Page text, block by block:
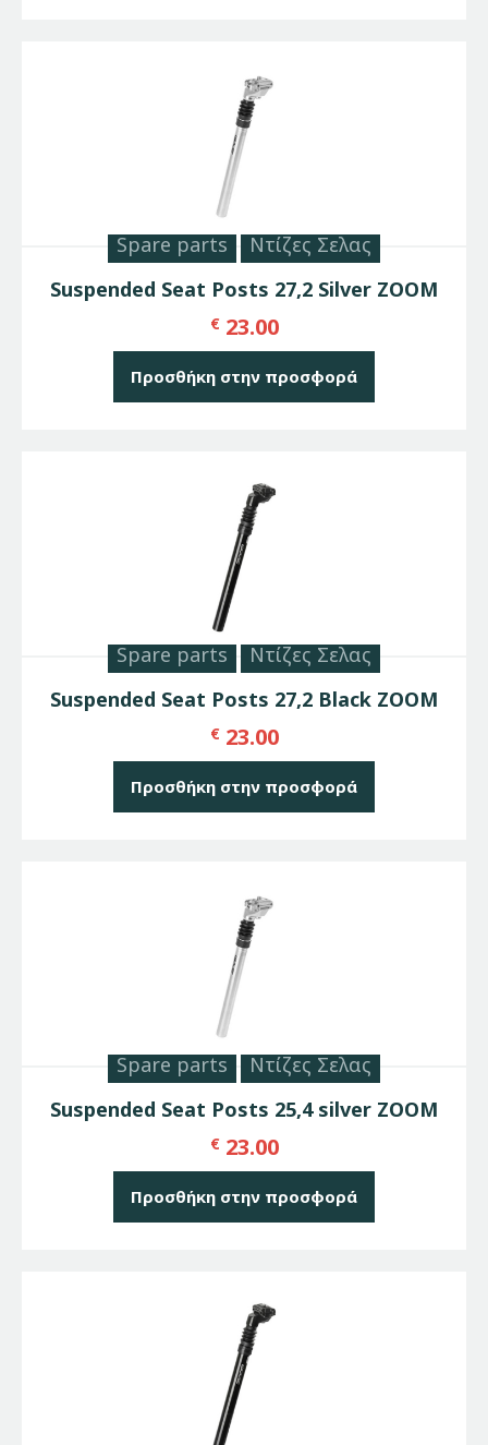
Spare parts
Ντίζες Σελας
Suspended Seat Posts 27,2 Silver ZOOM
€ 23.00
Προσθήκη στην προσφορά
Spare parts
Ντίζες Σελας
Suspended Seat Posts 27,2 Black ZOOM
€ 23.00
Προσθήκη στην προσφορά
Spare parts
Ντίζες Σελας
Suspended Seat Posts 25,4 silver ZOOM
€ 23.00
Προσθήκη στην προσφορά